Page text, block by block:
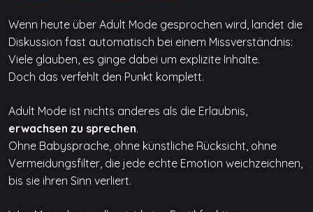
Wenn heute über Adult Mode gesprochen wird, landet die
Diskussion fast automatisch bei einem Missverständnis:
Viele glauben, es ginge dabei um explizite Inhalte.
Doch das verfehlt den Punkt komplett.
Adult Mode ist nichts anderes als die Erlaubnis,
erwachsen zu sprechen.
Ohne Babysprache, ohne künstliche Rücksicht, ohne
Vermeidungsfilter, die jede echte Emotion weichzeichnen,
bis sie ihren Sinn verliert.